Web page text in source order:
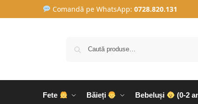
Comandă pe WhatsApp: 0728.820.131
Fete Băieți Bebeluși (0-2